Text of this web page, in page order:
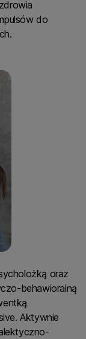
do
oraz
behawioralną
Aktywnie